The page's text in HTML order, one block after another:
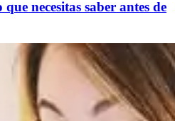
necesitas saber antes de